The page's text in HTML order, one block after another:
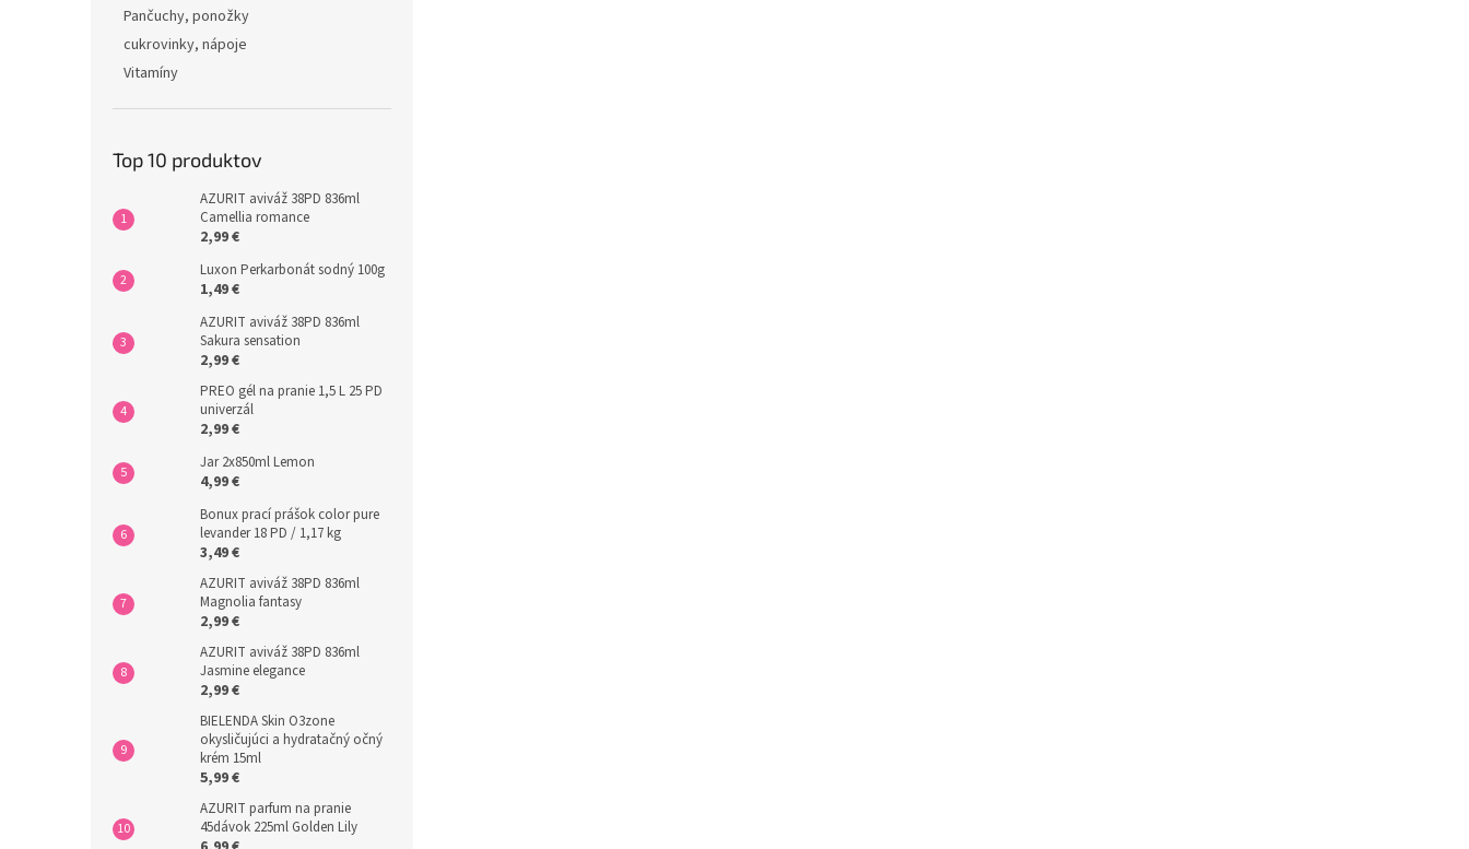
Pančuchy, ponožky
cukrovinky, nápoje
Vitamíny
Top 10 produktov
AZURIT aviváž 38PD 836ml
Camellia romance
2,99 €
Luxon Perkarbonát sodný 100g
1,49 €
AZURIT aviváž 38PD 836ml
Sakura sensation
2,99 €
PREO gél na pranie 1,5 L 25 PD
univerzál
2,99 €
Jar 2x850ml Lemon
4,99 €
Bonux prací prášok color pure
levander 18 PD / 1,17 kg
3,49 €
AZURIT aviváž 38PD 836ml
Magnolia fantasy
2,99 €
AZURIT aviváž 38PD 836ml
Jasmine elegance
2,99 €
BIELENDA Skin O3zone
okysličujúci a hydratačný očný
krém 15ml
5,99 €
AZURIT parfum na pranie
45dávok 225ml Golden Lily